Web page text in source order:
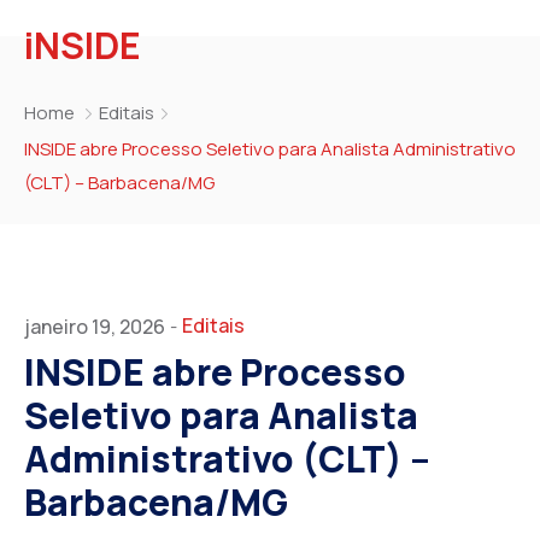
iNSIDE
Home
Editais
INSIDE abre Processo Seletivo para Analista Administrativo
(CLT) – Barbacena/MG
janeiro 19, 2026 - Editais
INSIDE abre Processo
Seletivo para Analista
Administrativo (CLT) –
Barbacena/MG